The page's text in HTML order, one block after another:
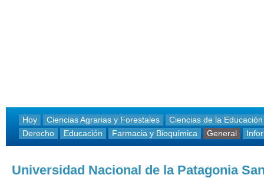
Hoy Ciencias Agrarias y Forestales
Ciencias de la Educación
Derecho
Educación Farmacia y Bioquímica General
Universidad Nacional de la Patagonia